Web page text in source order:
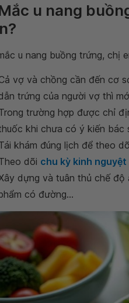
u nang
u nang buồng trứng, chị
vợ và chồng cần đến cơ
trứng của người vợ thì
trường hợp được chỉ
khi chưa có ý kiến bác
khám đúng lịch để theo
dõi chu kỳ kinh nguyệt
dựng và tuân thủ chế
có đường…